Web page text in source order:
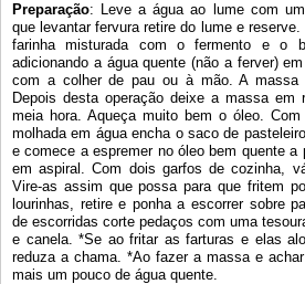
Preparação: Leve a água ao lume com
que levantar fervura retire do lume e
farinha misturada com o fermento e o
adicionando a água quente (não a ferver)
com a colher de pau ou à mão. A
Depois desta operação deixe a massa em
meia hora. Aqueça muito bem o óleo.
molhada em água encha o saco de
e comece a espremer no óleo bem quente a
em aspiral. Com dois garfos de cozinha,
Vire-as assim que possa para que fritem
lourinhas, retire e ponha a escorrer sobre
de escorridas corte pedaços com uma
e canela. *Se ao fritar as farturas e elas
reduza a chama. *Ao fazer a massa e
mais um pouco de água quente.